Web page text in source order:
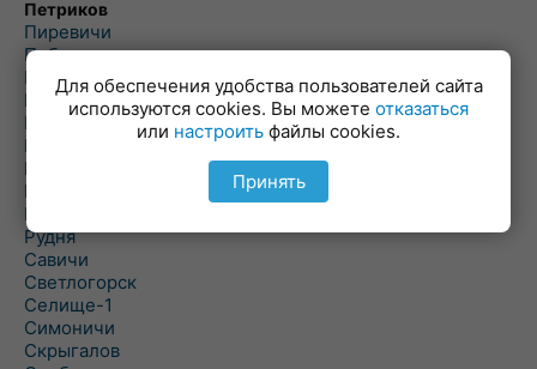
Петриков
Пиревичи
Поболово
Поколюбичи
Полесье
Птичь
Речица
Ровенская Слобода
Рогачев
Рогинь
Рудня
Савичи
Светлогорск
Селище-1
Симоничи
Скрыгалов
Для обеспечения удобства пользователей сайта
используются cookies. Вы можете отказаться
или настроить файлы cookies.
Принять